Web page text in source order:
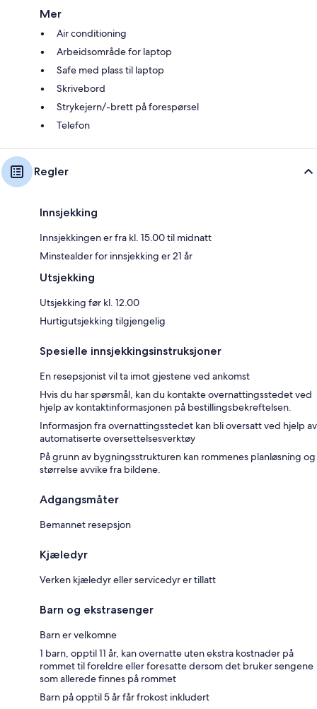
Mer
Air conditioning
Arbeidsområde for laptop
Safe med plass til laptop
Skrivebord
Strykejern/-brett på forespørsel
Telefon
Regler
Innsjekking
Innsjekkingen er fra kl. 15.00 til midnatt
Minstealder for innsjekking er 21 år
Utsjekking
Utsjekking før kl. 12.00
Hurtigutsjekking tilgjengelig
Spesielle innsjekkingsinstruksjoner
En resepsjonist vil ta imot gjestene ved ankomst
Hvis du har spørsmål, kan du kontakte overnattingsstedet ved
hjelp av kontaktinformasjonen på bestillingsbekreftelsen.
Informasjon fra overnattingsstedet kan bli oversatt ved hjelp av
automatiserte oversettelsesverktøy
På grunn av bygningsstrukturen kan rommenes planløsning og
størrelse avvike fra bildene.
Adgangsmåter
Bemannet resepsjon
Kjæledyr
Verken kjæledyr eller servicedyr er tillatt
Barn og ekstrasenger
Barn er velkomne
1 barn, opptil 11 år, kan overnatte uten ekstra kostnader på
rommet til foreldre eller foresatte dersom det bruker sengene
som allerede finnes på rommet
Barn på opptil 5 år får frokost inkludert